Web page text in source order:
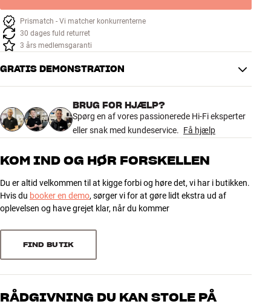
Prismatch - Vi matcher konkurrenterne
30 dages fuld returret
3 års medlemsgaranti
GRATIS DEMONSTRATION
BRUG FOR HJÆLP?
Spørg en af vores passionerede Hi-Fi eksperter
eller snak med kundeservice. Få hjælp
KOM IND OG HØR FORSKELLEN
Du er altid velkommen til at kigge forbi og høre det, vi har i butikken.
Hvis du booker en demo, sørger vi for at gøre lidt ekstra ud af
oplevelsen og have grejet klar, når du kommer
FIND BUTIK
RÅDGIVNING DU KAN STOLE PÅ